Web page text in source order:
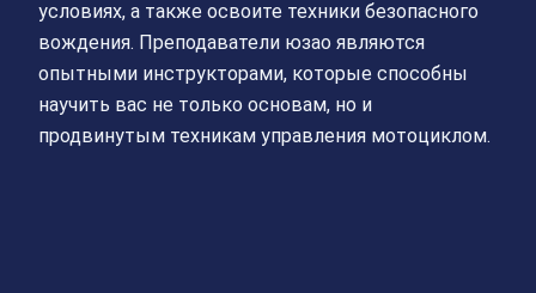
условиях, а также освоите техники безопасного
вождения. Преподаватели юзао являются
опытными инструкторами, которые способны
научить вас не только основам, но и
продвинутым техникам управления мотоциклом.